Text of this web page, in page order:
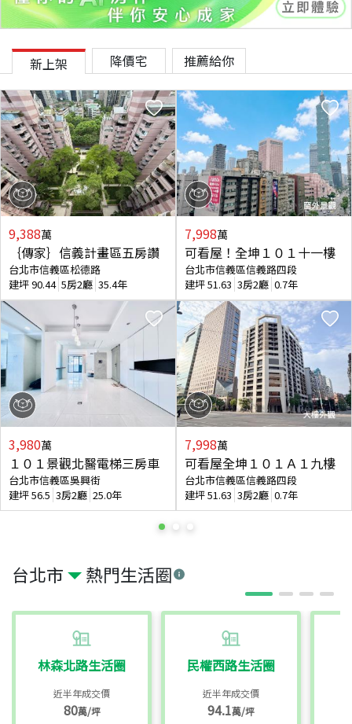
台北市 熱門生活圈
林森北路生活圈
近半年成交價
80萬/坪
民權西路生活圈
近半年成交價
94.1萬/坪
新上架 降價宅 推薦給你
9,388萬
｛傳家｝信義計畫區五房讚
台北市信義區松德路
建坪90.44 5房2廳 35.4年
3,980萬
１０１景觀北醫電梯三房車
台北市信義區吳興街
建坪56.5 3房2廳 25.0年
7,998萬
可看屋！全坤１０１十一樓
台北市信義區信義路四段
建坪51.63 3房2廳 0.7年
7,998萬
可看屋全坤１０１Ａ１九樓
台北市信義區信義路四段
建坪51.63 3房2廳 0.7年